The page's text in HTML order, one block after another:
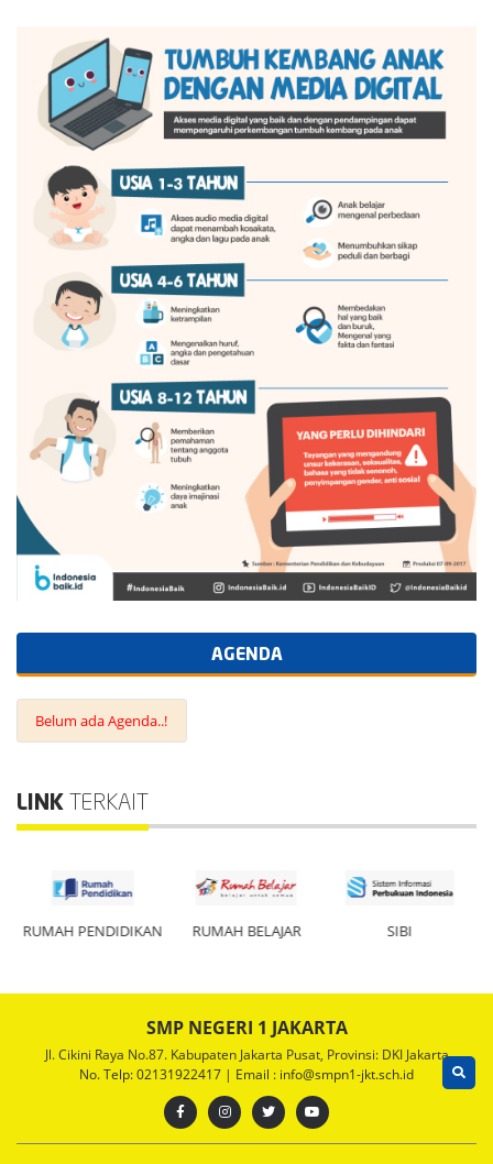
AGENDA
Belum ada Agenda..!
LINK TERKAIT
RUMAH PENDIDIKAN RUMAH BELAJAR SIBI
SMP NEGERI 1 JAKARTA
Jl. Cikini Raya No.87. Kabupaten Jakarta Pusat, Provinsi: DKI Jakarta
No. Telp: 02131922417 | Email : info@smpn1-jkt.sch.id